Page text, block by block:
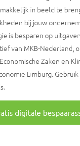
in beeld te
bij jouw
is besparen op
van MKB-Nederland,
Zaken en
Limburg.
digitale